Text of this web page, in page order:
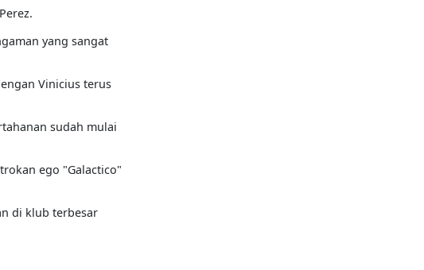
yang sangat
Vinicius terus
sudah mulai
ego "Galactico"
di klub terbesar